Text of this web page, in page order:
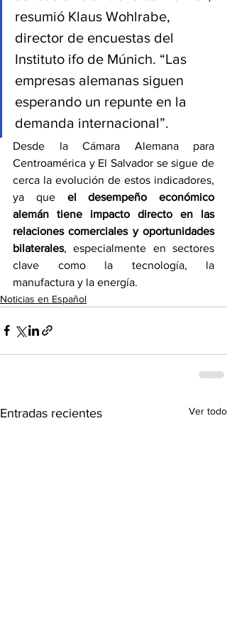
resumió Klaus Wohlrabe,
director de encuestas del
Instituto ifo de Múnich. “Las
empresas alemanas siguen
esperando un repunte en la
demanda internacional”.
Desde la Cámara Alemana para
Centroamérica y El Salvador se sigue de
cerca la evolución de estos indicadores,
ya que el desempeño económico
alemán tiene impacto directo en las
relaciones comerciales y oportunidades
bilaterales, especialmente en sectores
clave como la tecnología, la
manufactura y la energía.
Noticias en Español
Entradas recientes Ver todo